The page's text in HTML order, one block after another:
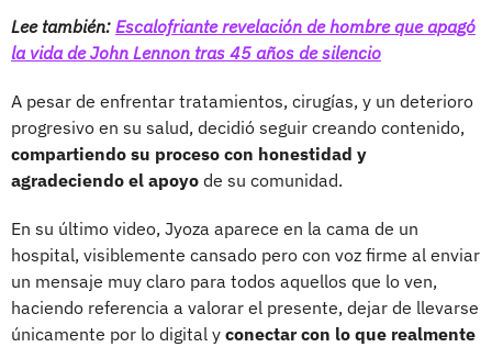
Lee también: Escalofriante revelación de hombre que apagó
la vida de John Lennon tras 45 años de silencio
A pesar de enfrentar tratamientos, cirugías, y un deterioro
progresivo en su salud, decidió seguir creando contenido,
compartiendo su proceso con honestidad y
agradeciendo el apoyo de su comunidad.
En su último video, Jyoza aparece en la cama de un
hospital, visiblemente cansado pero con voz firme al enviar
un mensaje muy claro para todos aquellos que lo ven,
haciendo referencia a valorar el presente, dejar de llevarse
únicamente por lo digital y conectar con lo que realmente